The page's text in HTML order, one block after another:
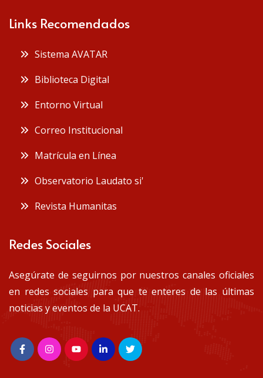
Links Recomendados
Sistema AVATAR
Biblioteca Digital
Entorno Virtual
Correo Institucional
Matrícula en Línea
Observatorio Laudato si'
Revista Humanitas
Redes Sociales
Asegúrate de seguirnos por nuestros canales oficiales
en redes sociales para que te enteres de las últimas
noticias y eventos de la UCAT.